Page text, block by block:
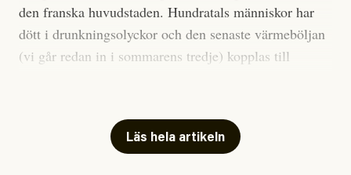
den franska huvudstaden. Hundratals människor har
dött i drunkningsolyckor och den senaste värmeböljan
(vi går redan in i sommarens tredje) kopplas till
Har du också panik i hettan? Känns det som en
mardröm? Bra, allt annat vore fullständigt orimligt.
Läs hela artikeln